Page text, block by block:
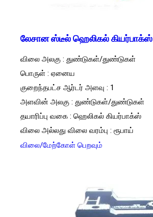
லேசான ஸ்டீல் ஹெலிகல் கியர்பாக்ஸ்
விலை அலகு : துண்டுகள்/துண்டுகள்
பொருள் : ஏனைய
குறைந்தபட்ச ஆர்டர் அளவு : 1
அளவின் அலகு : துண்டுகள்/துண்டுகள்
தயாரிப்பு வகை : ஹெலிகல் கியர்பாக்ஸ்
விலை அல்லது விலை வரம்பு : ரூபாய்
விலை/மேற்கோள் பெறவும்